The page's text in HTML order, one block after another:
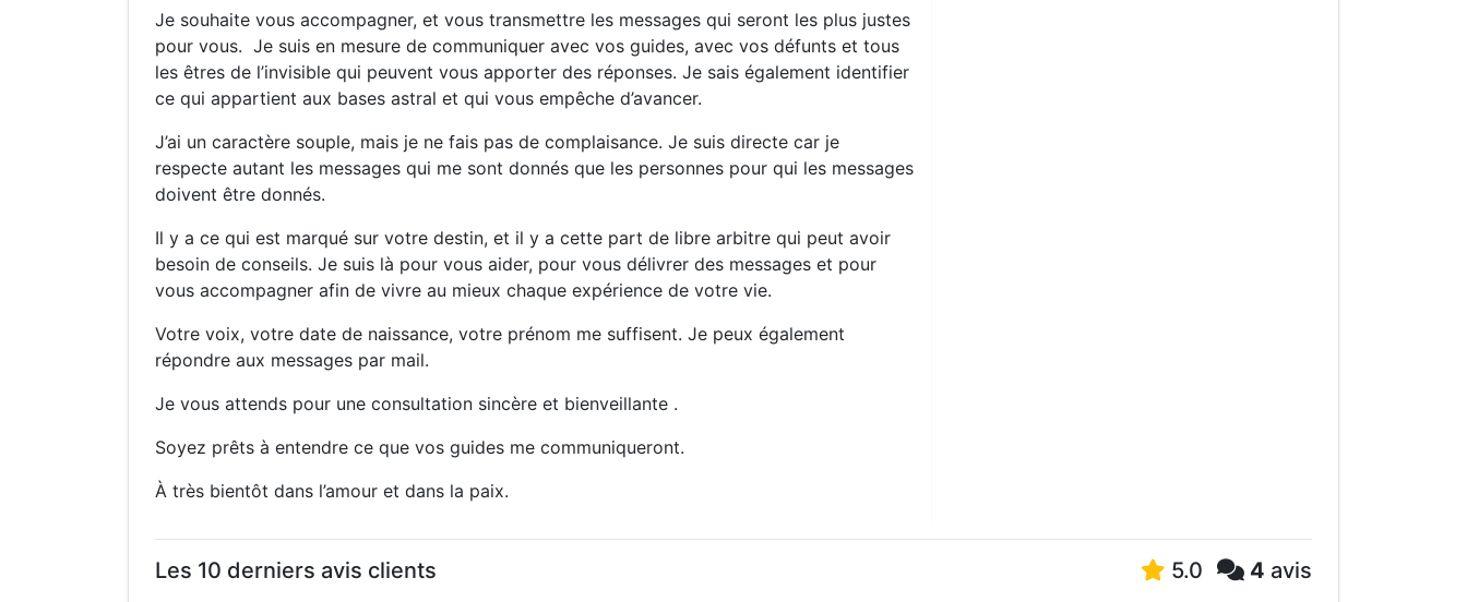
Je souhaite vous accompagner, et vous transmettre les messages qui seront les plus justes
pour vous. Je suis en mesure de communiquer avec vos guides, avec vos défunts et tous
les êtres de l’invisible qui peuvent vous apporter des réponses. Je sais également identifier
ce qui appartient aux bases astral et qui vous empêche d’avancer.
J’ai un caractère souple, mais je ne fais pas de complaisance. Je suis directe car je
respecte autant les messages qui me sont donnés que les personnes pour qui les messages
doivent être donnés.
Il y a ce qui est marqué sur votre destin, et il y a cette part de libre arbitre qui peut avoir
besoin de conseils. Je suis là pour vous aider, pour vous délivrer des messages et pour
vous accompagner afin de vivre au mieux chaque expérience de votre vie.
Votre voix, votre date de naissance, votre prénom me suffisent. Je peux également
répondre aux messages par mail.
Je vous attends pour une consultation sincère et bienveillante .
Soyez prêts à entendre ce que vos guides me communiqueront.
À très bientôt dans l’amour et dans la paix.
Les 10 derniers avis clients 5.0 4 avis